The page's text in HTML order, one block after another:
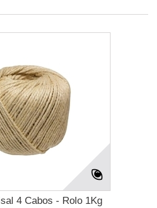
4 Cabos - Rolo 1Kg